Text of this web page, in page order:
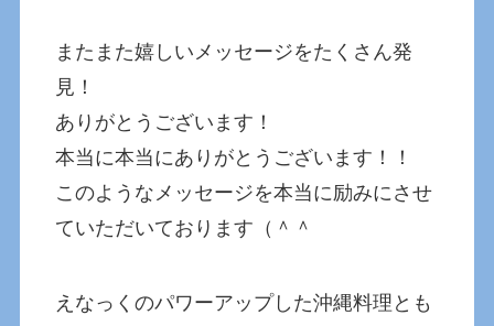
またまた嬉しいメッセージをたくさん発
見！
ありがとうございます！
本当に本当にありがとうございます！！
このようなメッセージを本当に励みにさせ
ていただいております（＾＾
えなっくのパワーアップした沖縄料理とも